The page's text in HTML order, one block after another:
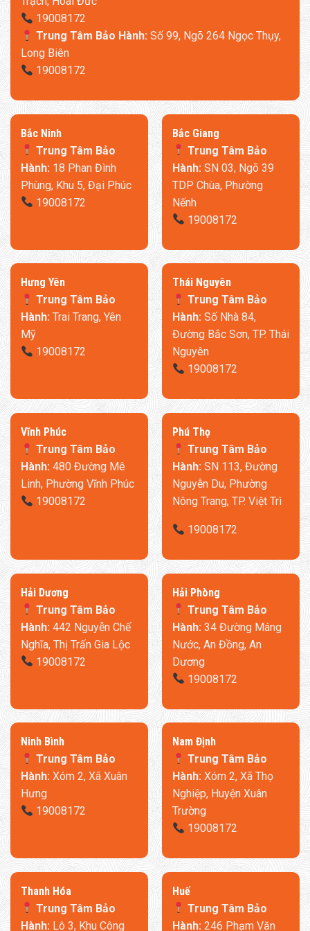
về tới nhà chỉ cần có kết nối internet. Điều này sẽ giúp cuộc
sống của bạn dễ dàng và thoải mái hơn nhiều.
Tự động điều chỉnh ánh sáng và độ ồn thấp trong chế độ ngủ:
Bật chế độ ngủ thông qua APP Mijia: sưởi ấm bằng âm thanh
nhẹ nhàng, duy trì nhiệt độ năng lượng thấp sau khi ngủ, sưởi
ấm công suất cao khi bạn thức dậy và kiểm soát nhiệt độ
phân đoạn, giúp tiết kiệm điện và thoải mái hơn với độ ồn chỉ
32dB.
Màn hình LED trực quan dễ sử dụng:
Mijia Graphene 2 TJXDNQ10ZM được trang bị màn hình LED
cảm ứng hiển thị các thông số trực quan cùng các nút cảm
ứng giúp bạn có thể thiết lập mức nhiệt độ và hẹn giờ hoặc tắt
theo lịch trình chỉ với một chạm. Ngoài ra bạn cũng có thể cài
đặt thời gian hẹn giờ bật/tắt máy lên đến 24 giờ thông qua
ứng dụng Mijia một cách nhanh chóng và dễ dàng.
Bạn có thể thiết lập tới 13 mức điều chỉnh nhiệt độ sao cho
phù hợp với nhu cầu sử dụng cá nhân và khả năng hẹn giờ bật
tắt với 12 mức điều chỉnh thời gian. Từ đó bạn hoàn toàn có
thể chủ động hơn với các tuỳ chỉnh cho nhu cầu cá nhân của
Kháng nước IPX4 cùng tính năng sấy khô quần áo:
19008172
Trung Tâm Bảo Hành:Số 99, Ngõ 264 Ngọc Thụy,
Long Biên
19008172
​Bắc Ninh
Trung Tâm Bảo
Hành:18 Phan Đình
Phùng, Khu 5, Đại Phúc
19008172
​Bắc Giang
Trung Tâm Bảo
Hành:SN 03, Ngõ 39
TDP Chùa, Phường
Nếnh
19008172
​Hưng Yên
Trung Tâm Bảo
Hành:Trai Trang, Yên
Mỹ
19008172
Thái Nguyên
Trung Tâm Bảo
Hành:Số Nhà 84,
Đường Bắc Sơn, TP. Thái
Nguyên
19008172
​Vĩnh Phúc
Trung Tâm Bảo
Hành:480 Đường Mê
Linh, Phường Vĩnh Phúc
19008172
​Phú Thọ
Trung Tâm Bảo
Hành:SN 113, Đường
Nguyễn Du, Phường
Nông Trang, TP. Việt Trì
19008172
​Hải Dương
Trung Tâm Bảo
Hành: 442 Nguyễn Chế
Nghĩa, Thị Trấn Gia Lộc
19008172
​Hải Phòng
Trung Tâm Bảo
Hành: 34 Đường Máng
Nước, An Đồng, An
Dương
19008172
Ninh Bình
Trung Tâm Bảo
Hành:Xóm 2, Xã Xuân
Hưng
19008172
​Nam Định
Trung Tâm Bảo
Hành:Xóm 2, Xã Thọ
Nghiệp, Huyện Xuân
Trường
19008172
Thanh Hóa
Trung Tâm Bảo
Hành:Lô 3, Khu Công
​Huế
Trung Tâm Bảo
Hành:246 Phạm Văn